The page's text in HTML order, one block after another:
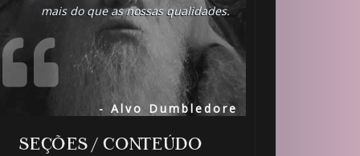
mais do que as nossas qualidades.
- Alvo Dumbledore
SEÇÕES / CONTEÚDO